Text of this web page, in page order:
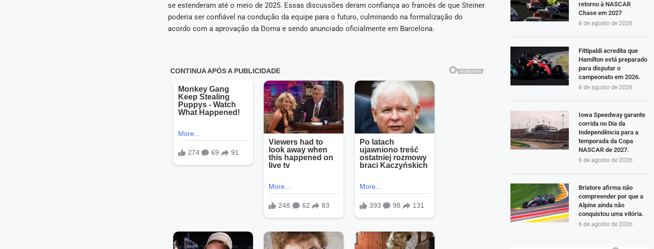
se estenderam até o meio de 2025. Essas discussões deram confiança ao francês de que Steiner
poderia ser confiável na condução da equipe para o futuro, culminando na formalização do
acordo com a aprovação da Dorna e sendo anunciado oficialmente em Barcelona.
retorno à NASCAR
Chase em 2027
6 de agosto de 2026
Fittipaldi acredita que
Hamilton está preparado
para disputar o
campeonato em 2026.
6 de agosto de 2026
Iowa Speedway garante
corrida no Dia da
Independência para a
temporada da Copa
NASCAR de 2027.
6 de agosto de 2026
Briatore afirma não
compreender por que a
Alpine ainda não
conquistou uma vitória.
6 de agosto de 2026